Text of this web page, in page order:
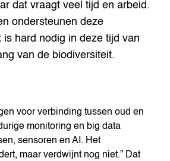
dat vraagt veel tijd en arbeid.
ondersteunen deze
is hard nodig in deze tijd van
van de biodiversiteit.
voor verbinding tussen oud en
monitoring en big data
sensoren en AI. Het
maar verdwijnt nog niet.” Dat